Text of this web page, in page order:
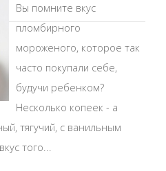
Вы помните вкус
пломбирного
мороженого, которое так
часто покупали себе,
будучи ребенком?
Несколько копеек - а
тягучий, с ванильным
того...